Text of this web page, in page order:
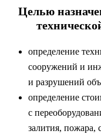
Целью
определение
сооружений и
и разрушений
определение
с
залития, пожара,